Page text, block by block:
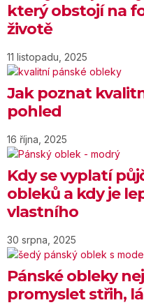
který obstojí na
životě
11 listopadu, 2025
Jak poznat
pohled
16 října, 2025
Kdy se vyplatí
obleků a kdy je
vlastního
30 srpna, 2025
Pánské obleky
promyslet střih,